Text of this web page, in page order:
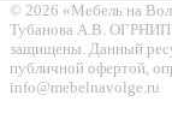
© 2026 «Мебель на
Тубанова А.В. ОГРНИП
защищены. Данный
публичной офертой,
info@mebelnavolge.ru